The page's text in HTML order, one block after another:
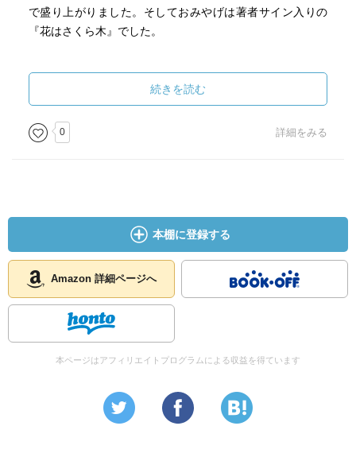
で盛り上がりました。そしておみやげは著者サイン入りの
『花はさくら木』でした。
ところが、これはなんと帯状疱疹でした(涙) ３日の夜に湿
疹発見。
神経痛の痛みでしょうか、ピリピリした痛みに攻められて
で『花はさくら木』もまだ手をつけていません。楽しみに
しています。
続きを読む
0 詳細をみる
本棚に登録する
Amazon 詳細ページへ
本ページはアフィリエイトプログラムによる収益を得ています